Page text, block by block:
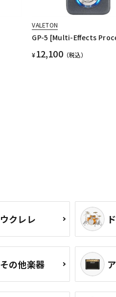
VALETON
GP-5 [Multi-Effects
¥12,100（税込）
ウクレレ
その他楽器